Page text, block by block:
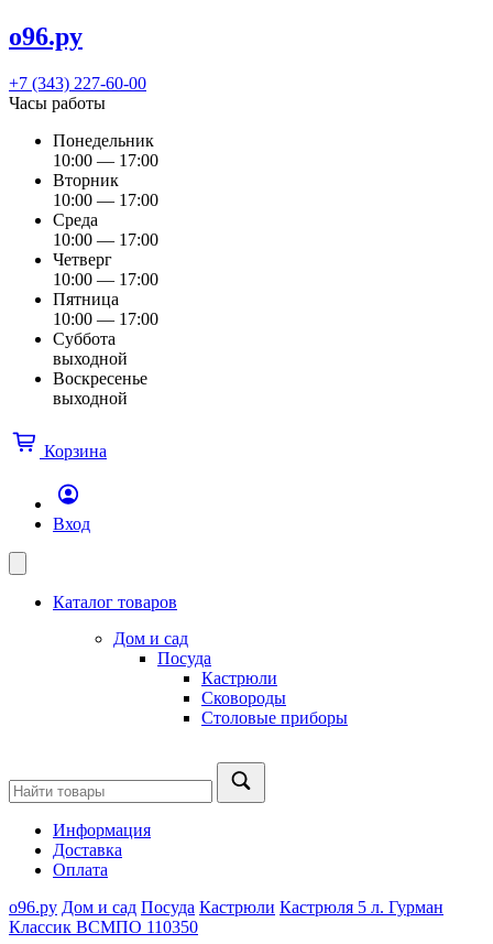
о96.ру
+7 (343) 227-60-00
Часы работы
Понедельник
10:00 — 17:00
Вторник
10:00 — 17:00
Среда
10:00 — 17:00
Четверг
10:00 — 17:00
Пятница
10:00 — 17:00
Суббота
выходной
Воскресенье
выходной
Корзина
Вход
Каталог товаров
Дом и сад
Посуда
Кастрюли
Сковороды
Столовые приборы
Информация
Доставка
Оплата
о96.ру Дом и сад Посуда Кастрюли Кастрюля 5 л. Гурман
Классик ВСМПО 110350